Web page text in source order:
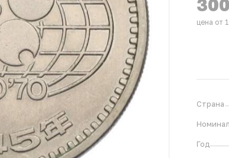
цена от
Страна
Номинал
Год